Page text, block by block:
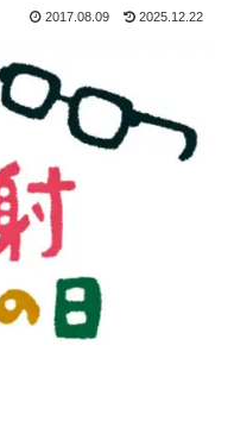
2017.08.09 2025.12.22